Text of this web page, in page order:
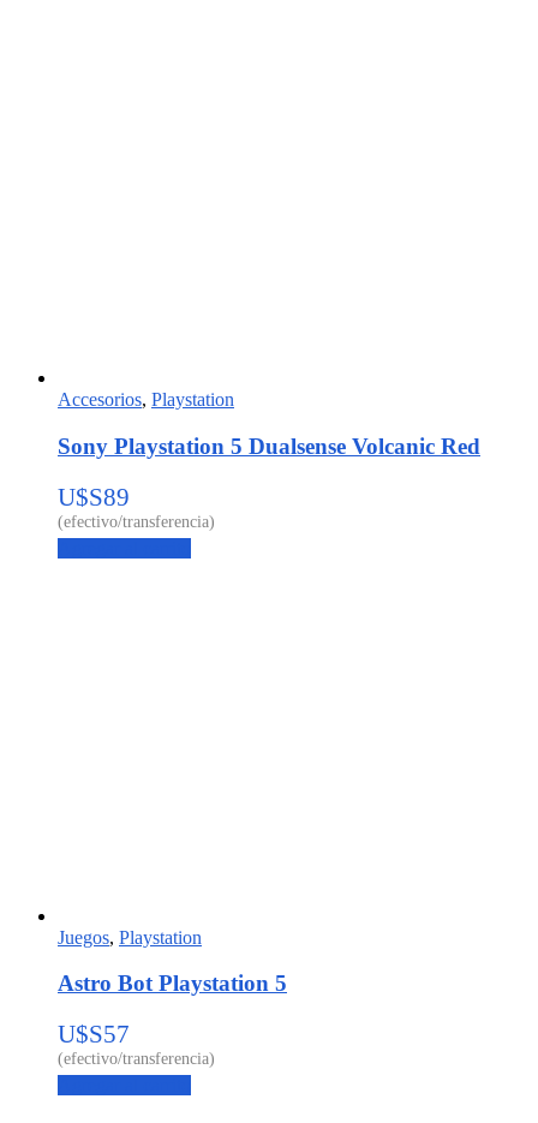
Accesorios, Playstation
Sony Playstation 5 Dualsense Volcanic Red
U$S89
Juegos, Playstation
Astro Bot Playstation 5
U$S57